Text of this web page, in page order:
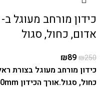
אדום, כחול, סגול
₪250
₪89
כחול, סגול.אורך הכידון 780mm .